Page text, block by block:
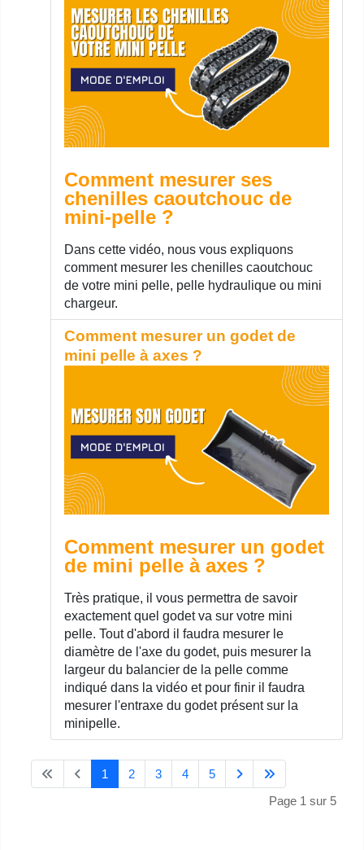
Comment mesurer ses
chenilles caoutchouc de
mini-pelle ?
Dans cette vidéo, nous vous expliquons
comment mesurer les chenilles caoutchouc
de votre mini pelle, pelle hydraulique ou mini
chargeur.
Comment mesurer un godet de
mini pelle à axes ?
Comment mesurer un godet
de mini pelle à axes ?
Très pratique, il vous permettra de savoir
exactement quel godet va sur votre mini
pelle. Tout d'abord il faudra mesurer le
diamètre de l'axe du godet, puis mesurer la
largeur du balancier de la pelle comme
indiqué dans la vidéo et pour finir il faudra
mesurer l'entraxe du godet présent sur la
minipelle.
Page 1 sur 5
1 2 3 4 5